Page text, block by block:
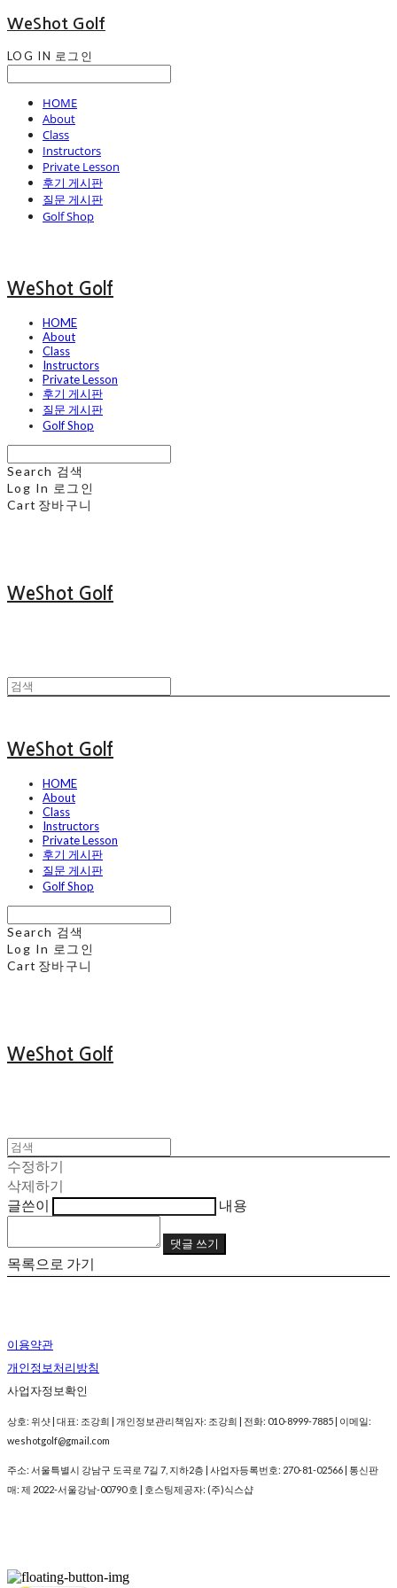
WeShot Golf
LOG IN 로그인
HOME
About
Class
Instructors
Private Lesson
후기 게시판
질문 게시판
Golf Shop
WeShot Golf
HOME
About
Class
Instructors
Private Lesson
후기 게시판
질문 게시판
Golf Shop
Search 검색
Log In 로그인
Cart 장바구니
WeShot Golf
WeShot Golf
HOME
About
Class
Instructors
Private Lesson
후기 게시판
질문 게시판
Golf Shop
Search 검색
Log In 로그인
Cart 장바구니
WeShot Golf
수정하기
삭제하기
글쓴이
내용
댓글 쓰기
목록으로 가기
이용약관
개인정보처리방침
사업자정보확인
상호: 위샷 | 대표: 조강희 | 개인정보관리책임자: 조강희 | 전화: 010-8999-7885 | 이메일:
weshotgolf@gmail.com
주소: 서울특별시 강남구 도곡로 7길 7, 지하2층 | 사업자등록번호: 270-81-02566 | 통신판
매: 제 2022-서울강남-00790 호 | 호스팅제공자: (주)식스샵